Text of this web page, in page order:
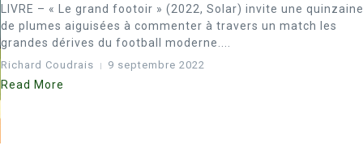
LIVRE – « Le grand footoir » (2022, Solar) invite une quinzaine
de plumes aiguisées à commenter à travers un match les
grandes dérives du football moderne....
Richard Coudrais 9 septembre 2022
Read More